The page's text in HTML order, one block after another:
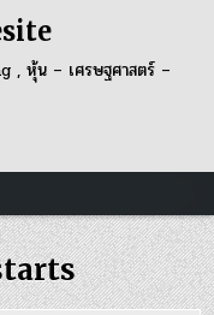
หุ้น – เศรษฐศาสตร์ –